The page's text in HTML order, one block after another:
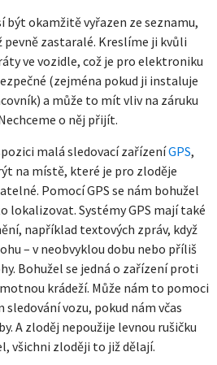
okamžitě vyřazen ze seznamu,
zastaralé. Kreslíme ji kvůli
ve vozidle, což je pro elektroniku
(zejména pokud ji instaluje
a může to mít vliv na záruku
o něj přijít.
malá sledovací zařízeníGPS,
na místě, které je pro zloděje
Pomocí GPS se nám bohužel
lokalizovat. Systémy GPS mají také
například textových zpráv, když
– v neobvyklou dobu nebo příliš
Bohužel se jedná o zařízení proti
krádeží. Může nám to pomoci
sledování vozu, pokud nám včas
A zloděj nepoužije levnou rušičku
všichni zloději to již dělají.